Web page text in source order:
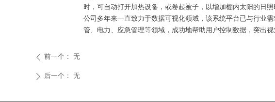
时，可自动打开加热设备，或卷起被子，以增加棚内太阳的日
公司多年来一直致力于数据可视化领域，该系统平台已与行业
管、电力、应急管理等领域，成功地帮助用户控制数据，突出视
ꄴ 前一个： 无
ꄲ 后一个： 无